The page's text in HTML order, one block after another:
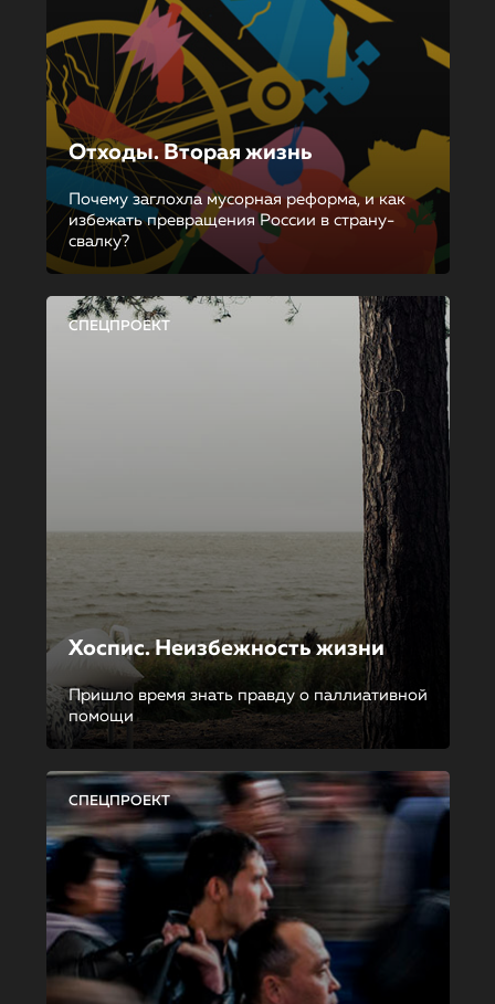
Отходы. Вторая жизнь
Почему заглохла мусорная реформа, и как
избежать превращения России в страну-
свалку?
СПЕЦПРОЕКТ
Хоспис. Неизбежность жизни
Пришло время знать правду о паллиативной
помощи
СПЕЦПРОЕКТ